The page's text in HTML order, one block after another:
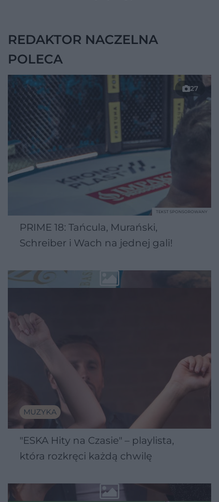
REDAKTOR NACZELNA
POLECA
27
PRIME 18: Tańcula, Murański,
Schreiber i Wach na jednej gali!
TEKST SPONSOROWANY
MUZYKA
"ESKA Hity na Czasie" – playlista,
która rozkręci każdą chwilę